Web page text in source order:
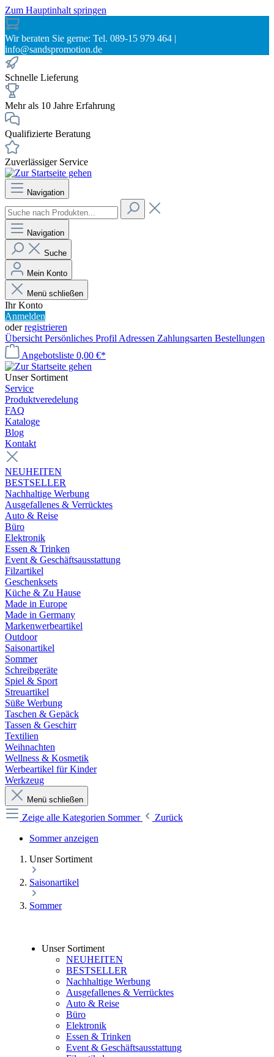
Zum Hauptinhalt springen
Wir beraten Sie gerne: Tel. 089-15 979 464 |
info@sandspromotion.de
Schnelle Lieferung
Mehr als 10 Jahre Erfahrung
Qualifizierte Beratung
Zuverlässiger Service
Navigation
Navigation
Suche
Mein Konto
Menü schließen
Ihr Konto
Anmelden
oderregistrieren
Übersicht Persönliches Profil Adressen Zahlungsarten Bestellungen
Angebotsliste 0,00 €*
Unser Sortiment
Service
Produktveredelung
FAQ
Kataloge
Blog
Kontakt
NEUHEITEN
BESTSELLER
Nachhaltige Werbung
Ausgefallenes & Verrücktes
Auto & Reise
Büro
Elektronik
Essen & Trinken
Event & Geschäftsausstattung
Filzartikel
Geschenksets
Küche & Zu Hause
Made in Europe
Made in Germany
Markenwerbeartikel
Outdoor
Saisonartikel
Sommer
Schreibgeräte
Spiel & Sport
Streuartikel
Süße Werbung
Taschen & Gepäck
Tassen & Geschirr
Textilien
Weihnachten
Wellness & Kosmetik
Werbeartikel für Kinder
Werkzeug
Menü schließen
Zeige alle Kategorien Sommer
Zurück
Sommer anzeigen
Unser Sortiment
Saisonartikel
Sommer
Unser Sortiment
NEUHEITEN
BESTSELLER
Nachhaltige Werbung
Ausgefallenes & Verrücktes
Auto & Reise
Büro
Elektronik
Essen & Trinken
Event & Geschäftsausstattung